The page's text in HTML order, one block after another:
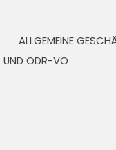
ALLGEMEINE
UND ODR-VO